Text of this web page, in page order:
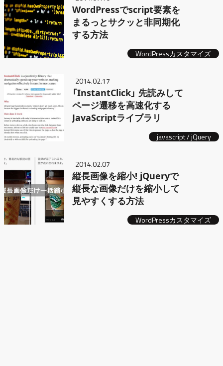
WordPressでscript要素を
まるっとサクッと非同期化
する方法
WordPressカスタマイズ
2014.02.17
「InstantClick」 先読みして
ページ遷移を高速化する
JavaScriptライブラリ
javascript / jQuery
2014.02.07
縦長画像を縮小! jQueryで
縦長な画像だけを縮小して
見やすくする方法
WordPressカスタマイズ